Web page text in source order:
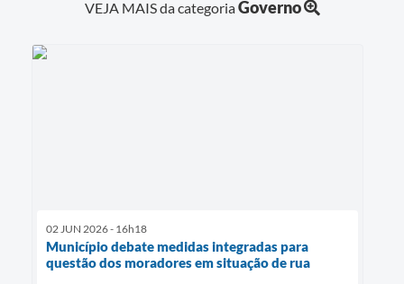
VEJA MAIS da categoriaGoverno
02 JUN 2026 - 16h18
Município debate medidas integradas para
questão dos moradores em situação de rua